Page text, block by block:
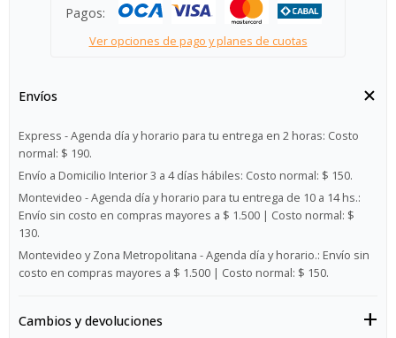
Pagos:
Ver opciones de pago y planes de cuotas
Envíos
Express - Agenda día y horario para tu entrega en 2 horas: Costo
normal: $ 190.
Envío a Domicilio Interior 3 a 4 días hábiles: Costo normal: $ 150.
Montevideo - Agenda día y horario para tu entrega de 10 a 14 hs.:
Envío sin costo en compras mayores a $ 1.500 | Costo normal: $
130.
Montevideo y Zona Metropolitana - Agenda día y horario.: Envío sin
costo en compras mayores a $ 1.500 | Costo normal: $ 150.
Cambios y devoluciones